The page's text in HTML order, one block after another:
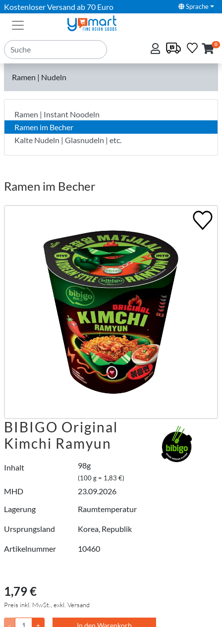
Kostenloser Versand ab 70 Euro Sprache
0
Ramen | Nudeln
Ramen | Instant Noodeln
Ramen im Becher
Kalte Nudeln | Glasnudeln | etc.
Ramen im Becher
BIBIGO Original
Kimchi Ramyun
Inhalt 98g
(100 g = 1,83 €)
MHD
23.09.2026
Lagerung
Raumtemperatur
Ursprungsland Korea, Republik
Artikelnummer 10460
1,79 €
Preis inkl. MwSt., exkl. Versand
- + In den Warenkorb